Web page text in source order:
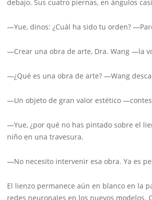
debajo. Sus cuatro piernas, en ángulos
—Yue, dinos: ¿Cuál ha sido tu orden?
—Crear una obra de arte, Dra. Wang —la
—¿Qué es una obra de arte? —Wang
—Un objeto de gran valor estético
—Yue, ¿por qué no has pintado sobre el
niño en una travesura.
—No necesito intervenir esa obra. Ya es
El lienzo permanece aún en blanco en la
redes neuronales en los nuevos modelos.